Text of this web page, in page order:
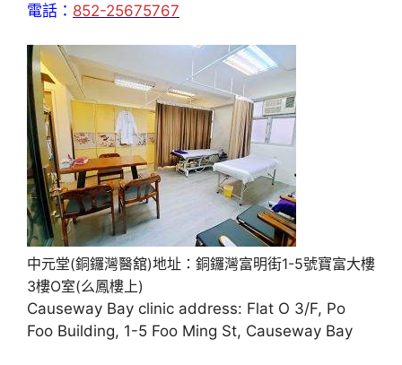
電話： 852-25675767
中元堂(銅鑼灣醫舘)地址：銅鑼灣富明街1-5號寶富大樓
3樓O室(么鳳樓上)
Causeway Bay clinic address: Flat O 3/F, Po
Foo Building, 1-5 Foo Ming St, Causeway Bay